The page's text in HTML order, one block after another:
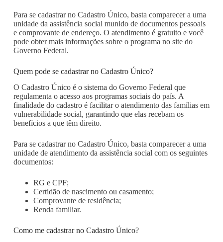
Para se cadastrar no Cadastro Único, basta comparecer a uma
unidade da assistência social munido de documentos pessoais
e comprovante de endereço. O atendimento é gratuito e você
pode obter mais informações sobre o programa no site do
Governo Federal.
Quem pode se cadastrar no Cadastro Único?
O Cadastro Único é o sistema do Governo Federal que
regulamenta o acesso aos programas sociais do país. A
finalidade do cadastro é facilitar o atendimento das famílias em
vulnerabilidade social, garantindo que elas recebam os
benefícios a que têm direito.
Para se cadastrar no Cadastro Único, basta comparecer a uma
unidade de atendimento da assistência social com os seguintes
documentos:
RG e CPF;
Certidão de nascimento ou casamento;
Comprovante de residência;
Renda familiar.
Como me cadastrar no Cadastro Único?